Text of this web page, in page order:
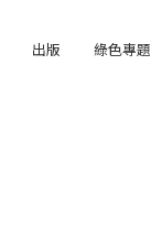
出版 綠色專題